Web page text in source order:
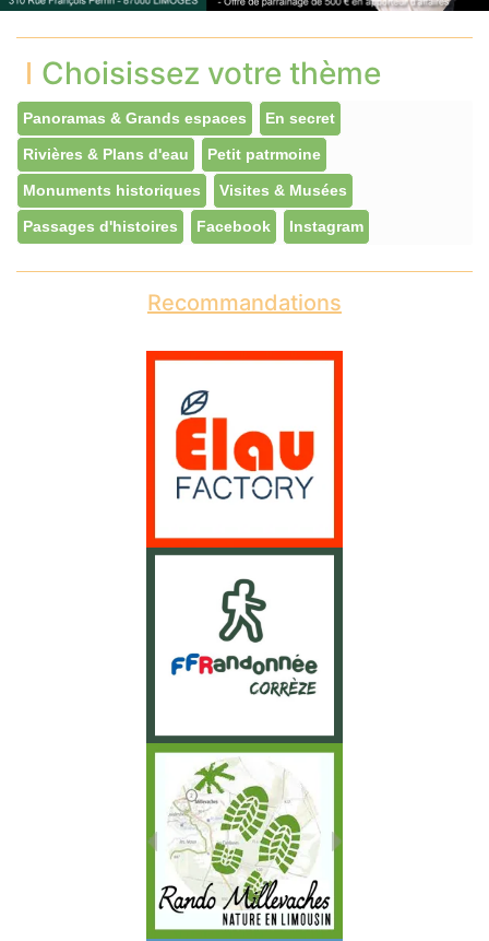
Choisissez votre thème
Panoramas & Grands espaces En secret
Rivières & Plans d'eau Petit patrmoine
Monuments historiques Visites & Musées
Passages d'histoires Facebook Instagram
Recommandations